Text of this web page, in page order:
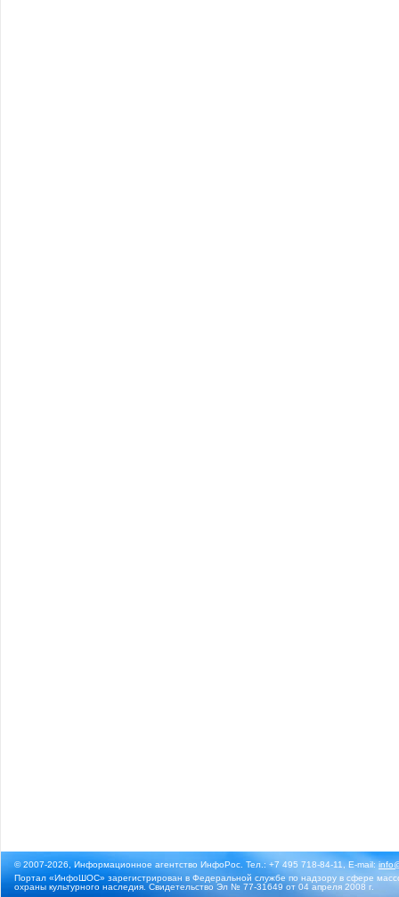
© 2007-2026, Информационное агентство ИнфоРос. Тел.: +7 495 718-84-11, E-mail:
Портал «ИнфоШОС» зарегистрирован в Федеральной службе по надзору в сфере
охраны культурного наследия. Свидетельство Эл № 77-31649 от 04 апреля 2008 г.